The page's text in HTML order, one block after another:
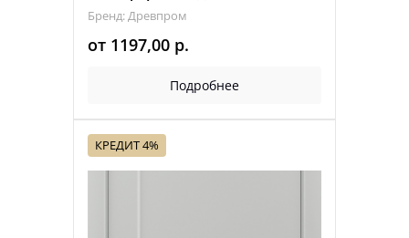
Бренд: Древпром
от 1197,00 р.
Подробнее
КРЕДИТ 4%